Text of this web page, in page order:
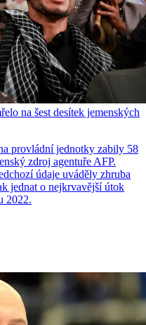
na šest desítek jemenských
provládní jednotky zabily 58
zdroj agentuře AFP.
údaje uváděly zhruba
jednat o nejkrvavější útok
2022.